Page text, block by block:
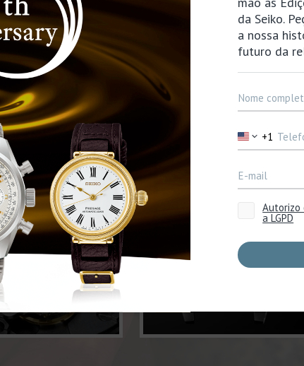
Limitado
Relógios de
Mergulho
Movimento
Tamanho de
Caixa